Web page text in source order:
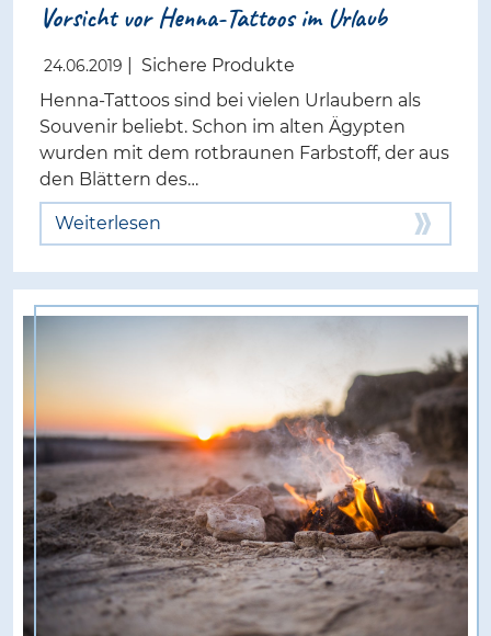
Vorsicht vor Henna-Tattoos im Urlaub
24.06.2019
Sichere Produkte
Henna-Tattoos sind bei vielen Urlaubern als
Souvenir beliebt. Schon im alten Ägypten
wurden mit dem rotbraunen Farbstoff, der aus
den Blättern des…
Weiterlesen